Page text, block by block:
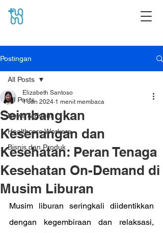
Postingan
All Posts
News & Event
Healthcare Workers
Bisnis dan Produk
All Posts
Seimbangkan
Kesenangan dan
Kesehatan: Peran Tenaga
Kesehatan On-Demand di
Musim Liburan
Elizabeth Santoso
1 Jan 2024 1 menit membaca
Musim liburan seringkali diidentikkan
dengan kegembiraan dan relaksasi,